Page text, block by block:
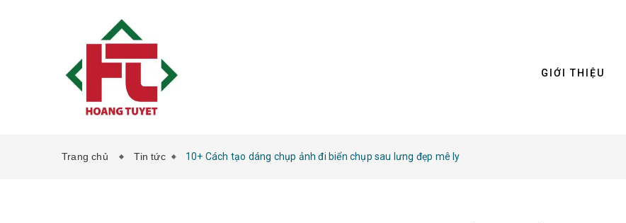
GIỚI THIỆU
Trang chủ Tin tức 10+ Cách tạo dáng chụp ảnh đi biển chụp sau lưng đẹp mê ly